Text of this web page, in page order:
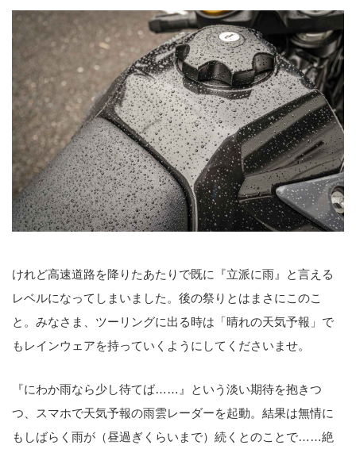
けれど高速道路を降りたあたりで既に『立派に雨』と言える
レベルになってしまいました。後の祭りとはまさにこのこ
と。みなさま、ツーリングに出る時は「晴れの天気予報」で
もレインウェアを持っていくようにしてくださいませ。
『にわか雨なら少し待てば……』という淡い期待を抱きつ
つ、スマホで天気予報の雨雲レーダーを起動。結果は無情に
もしばらく雨が（昼過ぎくらいまで）続くとのことで……絶